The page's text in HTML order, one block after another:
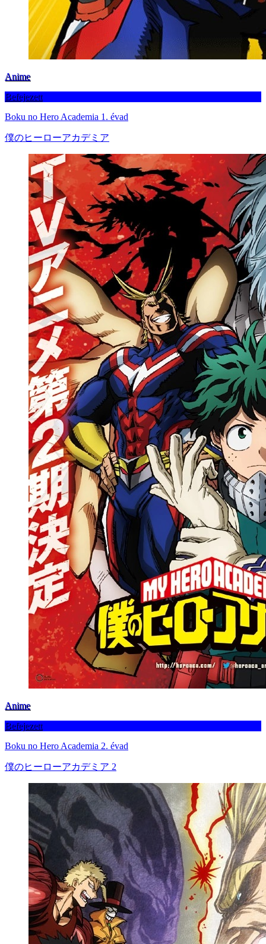
Anime
Befejezett
Boku no Hero Academia 1. évad
僕のヒーローアカデミア
Anime
Befejezett
Boku no Hero Academia 2. évad
僕のヒーローアカデミア 2